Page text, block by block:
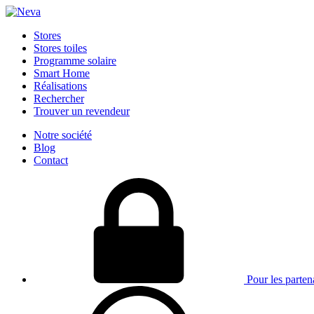
Stores
Stores toiles
Programme solaire
Smart Home
Réalisations
Rechercher
Trouver un revendeur
Notre société
Blog
Contact
Pour les